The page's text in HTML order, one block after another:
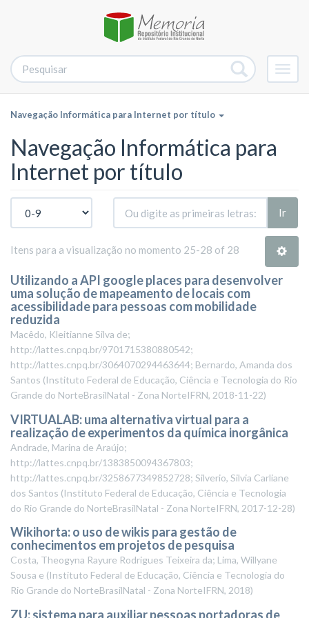
Navegação Informática para Internet por título
Navegação Informática para
Internet por título
Ir
Itens para a visualização no momento 25-28 of 28
Utilizando a API google places para desenvolver
uma solução de mapeamento de locais com
acessibilidade para pessoas com mobilidade
reduzida
Macêdo, Kleitianne Silva de;
http://lattes.cnpq.br/9701715380880542;
http://lattes.cnpq.br/3064070294463644; Bernardo, Amanda dos
Santos (Instituto Federal de Educação, Ciência e Tecnologia do Rio
Grande do NorteBrasilNatal - Zona NorteIFRN, 2018-11-22)
VIRTUALAB: uma alternativa virtual para a
realização de experimentos da química inorgânica
Andrade, Marina de Araújo;
http://lattes.cnpq.br/1383850094367803;
http://lattes.cnpq.br/3258677349852728; Silverio, Silvia Carliane
dos Santos (Instituto Federal de Educação, Ciência e Tecnologia
do Rio Grande do NorteBrasilNatal - Zona NorteIFRN, 2017-12-28)
Wikihorta: o uso de wikis para gestão de
conhecimentos em projetos de pesquisa
Costa, Theogyna Rayure Rodrigues Teixeira da; Lima, Willyane
Sousa e (Instituto Federal de Educação, Ciência e Tecnologia do
Rio Grande do NorteBrasilNatal - Zona NorteIFRN, 2018)
ZU: sistema para auxiliar pessoas portadoras de